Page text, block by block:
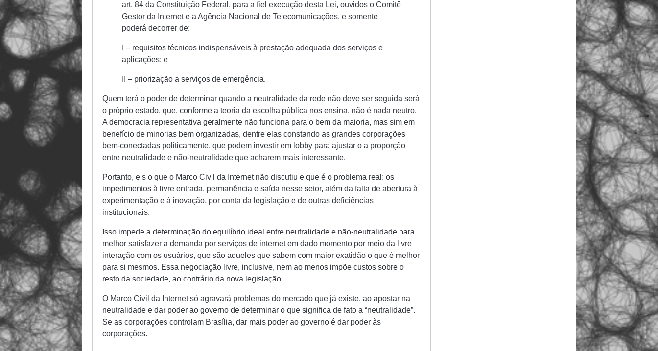
art. 84 da Constituição Federal, para a fiel execução desta Lei, ouvidos o Comitê
Gestor da Internet e a Agência Nacional de Telecomunicações, e somente
poderá decorrer de:
I – requisitos técnicos indispensáveis à prestação adequada dos serviços e
aplicações; e
II – priorização a serviços de emergência.
Quem terá o poder de determinar quando a neutralidade da rede não deve ser seguida será
o próprio estado, que, conforme a teoria da escolha pública nos ensina, não é nada neutro.
A democracia representativa geralmente não funciona para o bem da maioria, mas sim em
benefício de minorias bem organizadas, dentre elas constando as grandes corporações
bem-conectadas politicamente, que podem investir em lobby para ajustar o a proporção
entre neutralidade e não-neutralidade que acharem mais interessante.
Portanto, eis o que o Marco Civil da Internet não discutiu e que é o problema real: os
impedimentos à livre entrada, permanência e saída nesse setor, além da falta de abertura à
experimentação e à inovação, por conta da legislação e de outras deficiências
institucionais.
Isso impede a determinação do equilíbrio ideal entre neutralidade e não-neutralidade para
melhor satisfazer a demanda por serviços de internet em dado momento por meio da livre
interação com os usuários, que são aqueles que sabem com maior exatidão o que é melhor
para si mesmos. Essa negociação livre, inclusive, nem ao menos impõe custos sobre o
resto da sociedade, ao contrário da nova legislação.
O Marco Civil da Internet só agravará problemas do mercado que já existe, ao apostar na
neutralidade e dar poder ao governo de determinar o que significa de fato a “neutralidade”.
Se as corporações controlam Brasília, dar mais poder ao governo é dar poder às
corporações.